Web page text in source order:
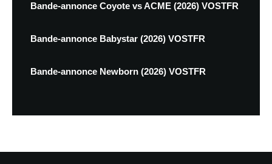
Bande-annonce Coyote vs ACME (2026) VOSTFR
Bande-annonce Babystar (2026) VOSTFR
Bande-annonce Newborn (2026) VOSTFR